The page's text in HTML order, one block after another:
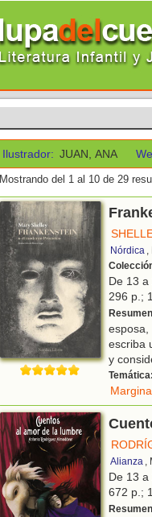
Ilustrador: JUAN, ANA
Mostrando del 1 al 10 de 29
Nórdica ,
De 13 a
296 p.;
escriba
y
Temática:
Alianza ,
De 13 a
672 p.;